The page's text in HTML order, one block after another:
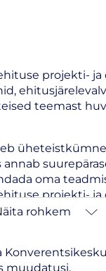
projekti-
teemast
oma
projekti-
personaalselt
rohkem
muudatusi.